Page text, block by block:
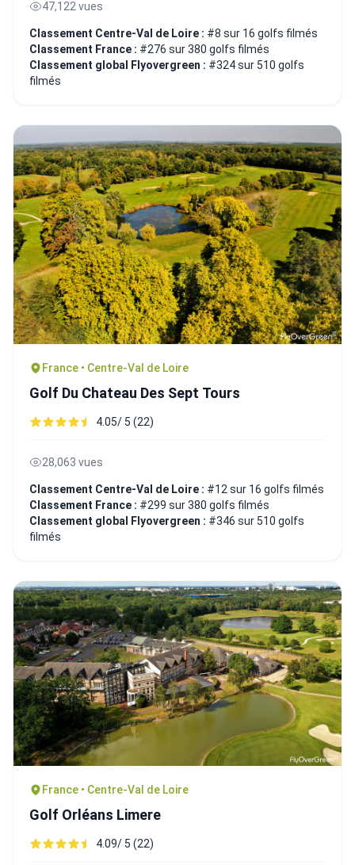
47,122 vues
Classement Centre-Val de Loire : #8 sur 16 golfs filmés
Classement France : #276 sur 380 golfs filmés
Classement global Flyovergreen : #324 sur 510 golfs
filmés
France • Centre-Val de Loire
Golf Du Chateau Des Sept Tours
4.05/ 5 (22)
28,063 vues
Classement Centre-Val de Loire : #12 sur 16 golfs filmés
Classement France : #299 sur 380 golfs filmés
Classement global Flyovergreen : #346 sur 510 golfs
filmés
France • Centre-Val de Loire
Golf Orléans Limere
4.09/ 5 (22)